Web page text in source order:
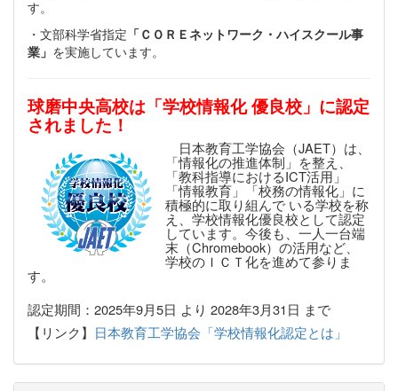
す。
・文部科学省指定 「ＣＯＲＥネットワーク・ハイスクール事
業」 を実施しています。
球磨中央高校は「学校情報化 優良校」に認定
されました！
日本教育工学協会（JAET）は、
「情報化の推進体制」を整え、
「教科指導におけるICT活用」
「情報教育」「校務の情報化」に
積極的に取り組んで いる学校を称
え、学校情報化優良校として認定
しています。今後も、一人一台端
末（Chromebook）の活用など、
学校のＩＣＴ化を進めて参りま
す。
認定期間：2025年9月5日 より 2028年3月31日 まで
【リンク】 日本教育工学協会「学校情報化認定とは」